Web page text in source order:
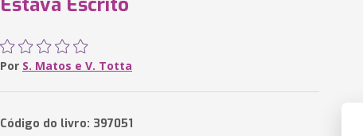
Por S. Matos e V. Totta
Código do livro: 397051